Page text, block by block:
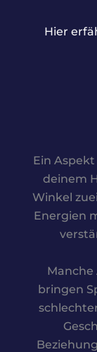
Hier
Ein
deinem
Winkel
Energien
Manche
bringen